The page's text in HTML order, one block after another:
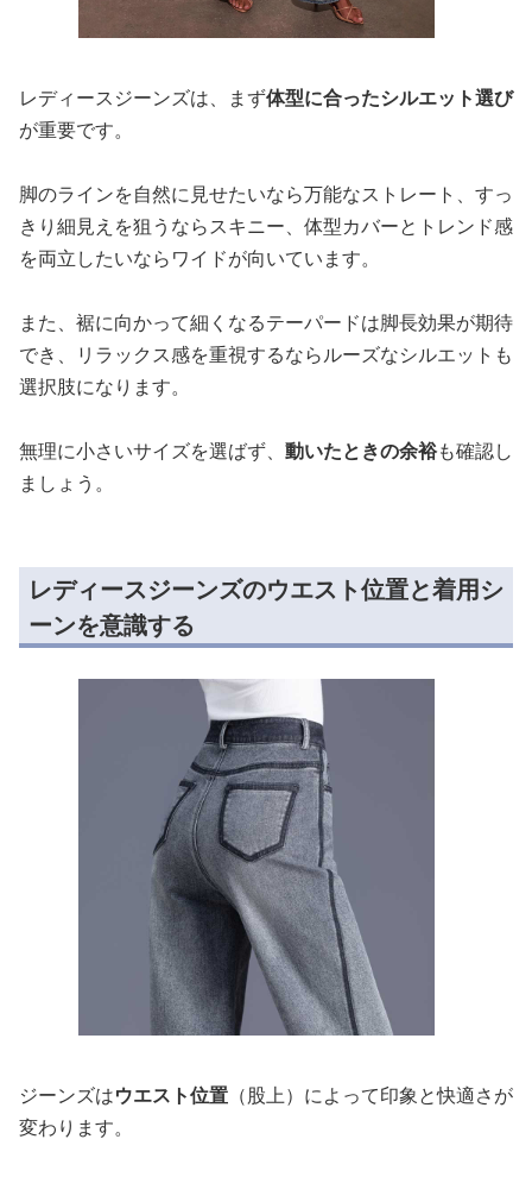
レディースジーンズは、まず体型に合ったシルエット選び
が重要です。
脚のラインを自然に見せたいなら万能なストレート、すっ
きり細見えを狙うならスキニー、体型カバーとトレンド感
を両立したいならワイドが向いています。
また、裾に向かって細くなるテーパードは脚長効果が期待
でき、リラックス感を重視するならルーズなシルエットも
選択肢になります。
無理に小さいサイズを選ばず、 動いたときの余裕も確認し
ましょう。
レディースジーンズのウエスト位置と着用シ
ーンを意識する
ジーンズはウエスト位置 （股上）によって印象と快適さが
変わります。